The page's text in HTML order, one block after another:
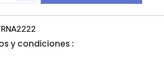
y condiciones :